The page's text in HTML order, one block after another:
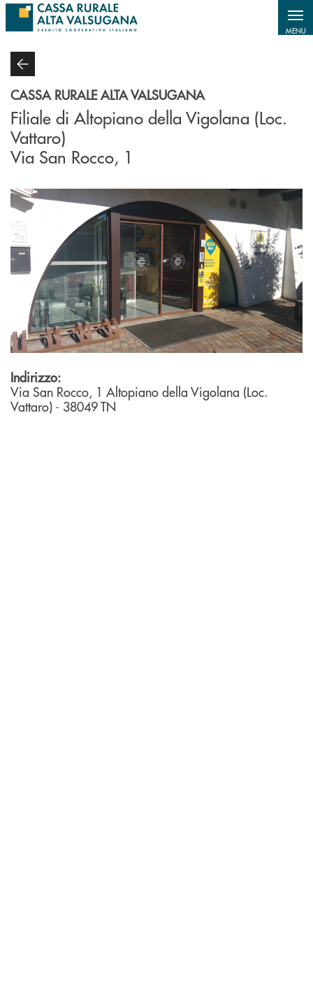
Salta al contenuto principale
MENU
CASSA RURALE ALTA VALSUGANA
Filiale di Altopiano della Vigolana (Loc.
Vattaro)
Via San Rocco, 1
Indirizzo:
Via San Rocco, 1 Altopiano della Vigolana (Loc.
Vattaro) - 38049TN